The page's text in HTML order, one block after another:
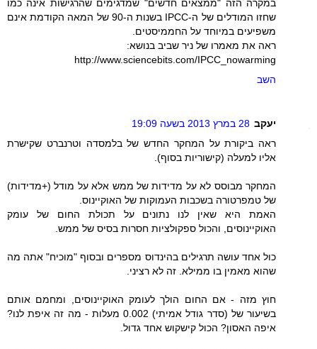
במקרה הזה "ממצאים חדשים" שמדגימים שהרגישות אינה כמו
שחזו המודלים של ה-IPCC בשנות ה-90 של המאה הקודמת אינם
משפיעים במיוחד על החממיסטים.
ראה את מאמרו של ניר שביב בנושא:
http://www.sciencebits.com/IPCC_nowarming
השב
יעקב 28 במרץ 2013 בשעה 19:09
ראה ביקורת על המחקר החדש של בלמסדה וטרנברט שקישרת
אליו למעלה (קישוריות בסוף).
המחקר מבוסס לא על מדידות של ממש אלא על מודל (+מדידות)
של טמפרטורה בשכבות העמוקות של האוקיינוס.
האמת היא שאין לנו נתונים על תכולת החום של עומק
האוקיינוסים, והכול ספקולציות חסרות בסיס של ממש.
כול אחד עושה תרגילים בהינדוס מספרים ובסוף "מוכיח" אתה מה
שהוא מאמין בו ממילא. זה לא רציני.
חוץ מזה - אם החום הולך לעומק האוקיינוסים, ומחמם אותם
בשיעור של (סדר גודל אמיתי) 0.002 מעלות - מה זה איפת לנו?
איפה האסון? הכול קישקוש אחד גדול.